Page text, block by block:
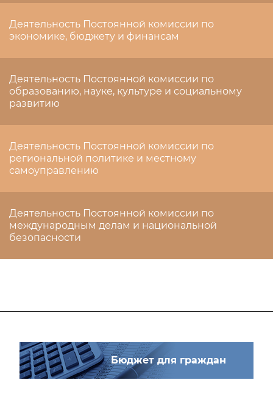
Деятельность Постоянной комиссии по
экономике, бюджету и финансам
Деятельность Постоянной комиссии по
образованию, науке, культуре и социальному
развитию
Деятельность Постоянной комиссии по
региональной политике и местному
самоуправлению
Деятельность Постоянной комиссии по
международным делам и национальной
безопасности
Бюджет для граждан